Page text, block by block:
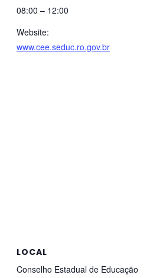
08:00 – 12:00
Website:
www.cee.seduc.ro.gov.br
LOCAL
Conselho Estadual de Educação